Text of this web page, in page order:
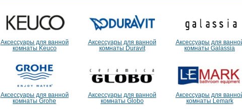
Аксессуары для ванной
комнаты Keuco
Аксессуары для ванной
комнаты Duravit
Аксессуары для
комнаты Galassia
Аксессуары для ванной
комнаты Grohe
Аксессуары для ванной
комнаты Globo
Аксессуары для
комнаты Lemark